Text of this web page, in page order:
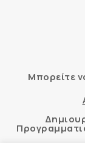
Μπορείτε